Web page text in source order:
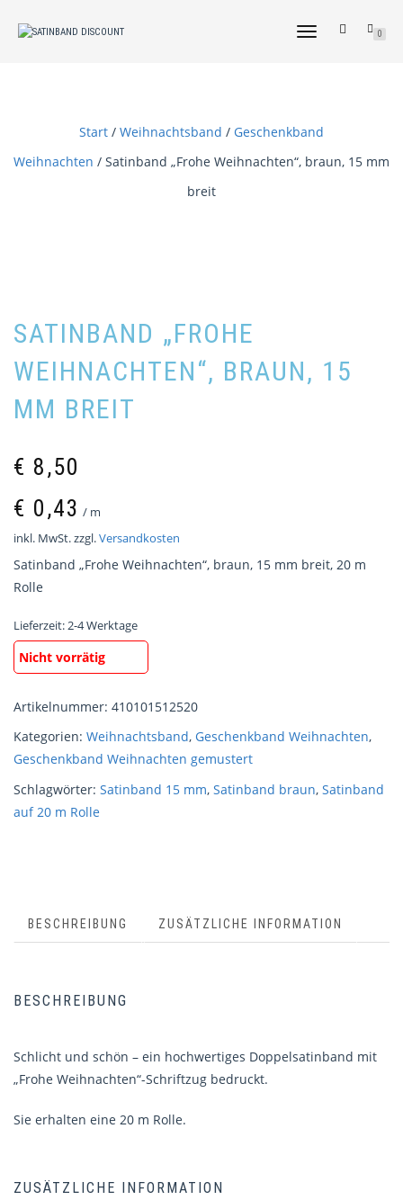
NAVIGATION
0
Start / Weihnachtsband / Geschenkband
Weihnachten / Satinband „Frohe Weihnachten“, braun, 15 mm
breit
SATINBAND „FROHE
WEIHNACHTEN“, BRAUN, 15
MM BREIT
€ 8,50
€ 0,43 / m
inkl. MwSt.zzgl.Versandkosten
Satinband „Frohe Weihnachten“, braun, 15 mm breit, 20 m
Rolle
Lieferzeit:2-4 Werktage
Nicht vorrätig
Artikelnummer: 410101512520
Kategorien: Weihnachtsband, Geschenkband Weihnachten,
Geschenkband Weihnachten gemustert
Schlagwörter: Satinband 15 mm, Satinband braun, Satinband
auf 20 m Rolle
BESCHREIBUNG ZUSÄTZLICHE INFORMATION
BESCHREIBUNG
Schlicht und schön – ein hochwertiges Doppelsatinband mit
„Frohe Weihnachten“-Schriftzug bedruckt.
Sie erhalten eine 20 m Rolle.
ZUSÄTZLICHE INFORMATION